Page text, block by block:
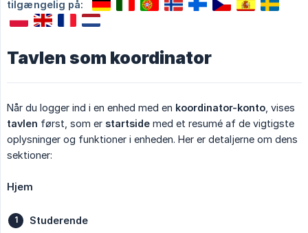
tilgængelig på:
Tavlen som koordinator
Når du logger ind i en enhed med en koordinator-konto , vises
tavlen først, som er startside med et resumé af de vigtigste
oplysninger og funktioner i enheden. Her er detaljerne om dens
sektioner:
Hjem
Studerende